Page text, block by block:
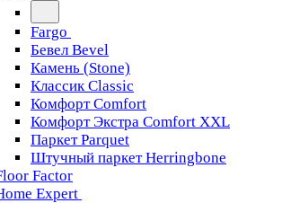
Fargo
Бевел Bevel
Камень (Stone)
Классик Classic
Комфорт Comfort
Комфорт Экстра Comfort XXL
Паркет Parquet
Штучный паркет Herringbone
Factor
Expert